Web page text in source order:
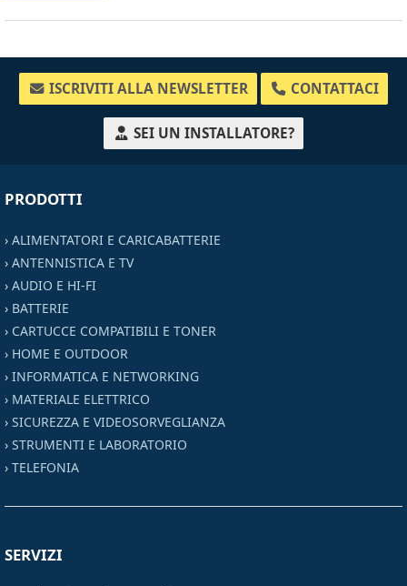
ISCRIVITI ALLA NEWSLETTER CONTATTACI
SEI UN INSTALLATORE?
PRODOTTI
› ALIMENTATORI E CARICABATTERIE
› ANTENNISTICA E TV
› AUDIO E HI-FI
› BATTERIE
› CARTUCCE COMPATIBILI E TONER
› HOME E OUTDOOR
› INFORMATICA E NETWORKING
› MATERIALE ELETTRICO
› SICUREZZA E VIDEOSORVEGLIANZA
› STRUMENTI E LABORATORIO
› TELEFONIA
SERVIZI